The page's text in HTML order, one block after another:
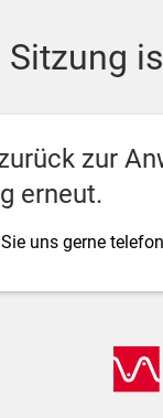
Sitzung
zur
erneut.
uns gerne